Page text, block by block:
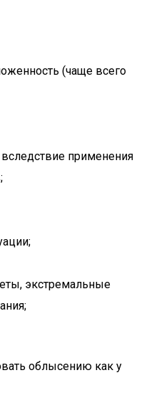
(чаще всего
применения
экстремальные
облысению как у